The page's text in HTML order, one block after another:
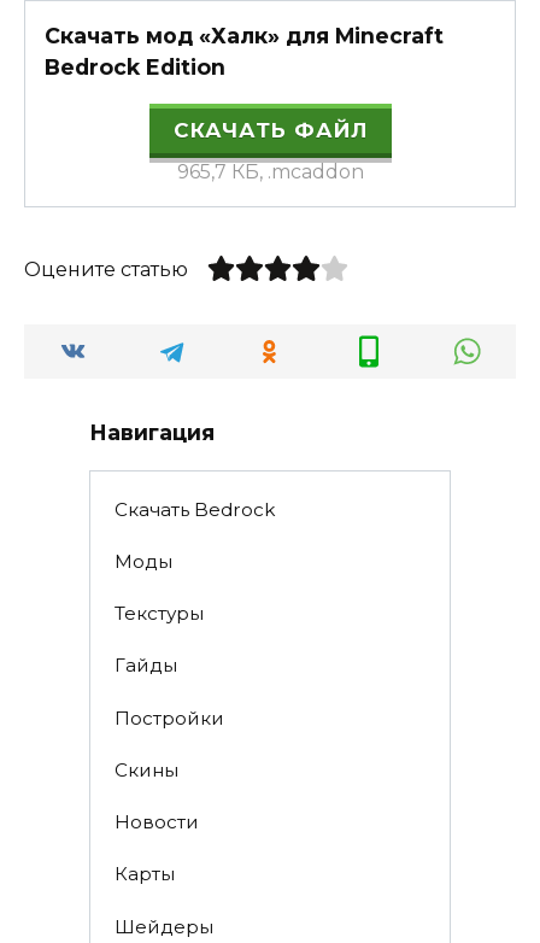
Скачать мод «Халк» для Minecraft
Bedrock Edition
СКАЧАТЬ ФАЙЛ
965,7 КБ, .mcaddon
Оцените статью
Навигация
Скачать Bedrock
Моды
Текстуры
Гайды
Постройки
Скины
Новости
Карты
Шейдеры